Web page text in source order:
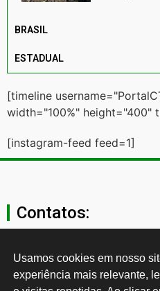
BRASIL
ESTADUAL
[timeline
width="100%" height="400"
[instagram-feed feed=1]
Contatos:
11
Usamos cookies em nosso
experiência mais relevante,